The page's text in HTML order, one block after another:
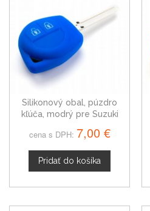
Silikonový obal, púzdro
kľúča, modrý pre Suzuki
cena s DPH: 7,00 €
Pridať do košíka